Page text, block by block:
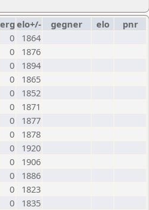
erg elo+/- gegner elo
pnr
0
1864
0
1876
0
1894
0
1865
0
1852
0
1871
0
1877
0
1878
0
1920
0
1906
0
1886
0
1823
0
1835